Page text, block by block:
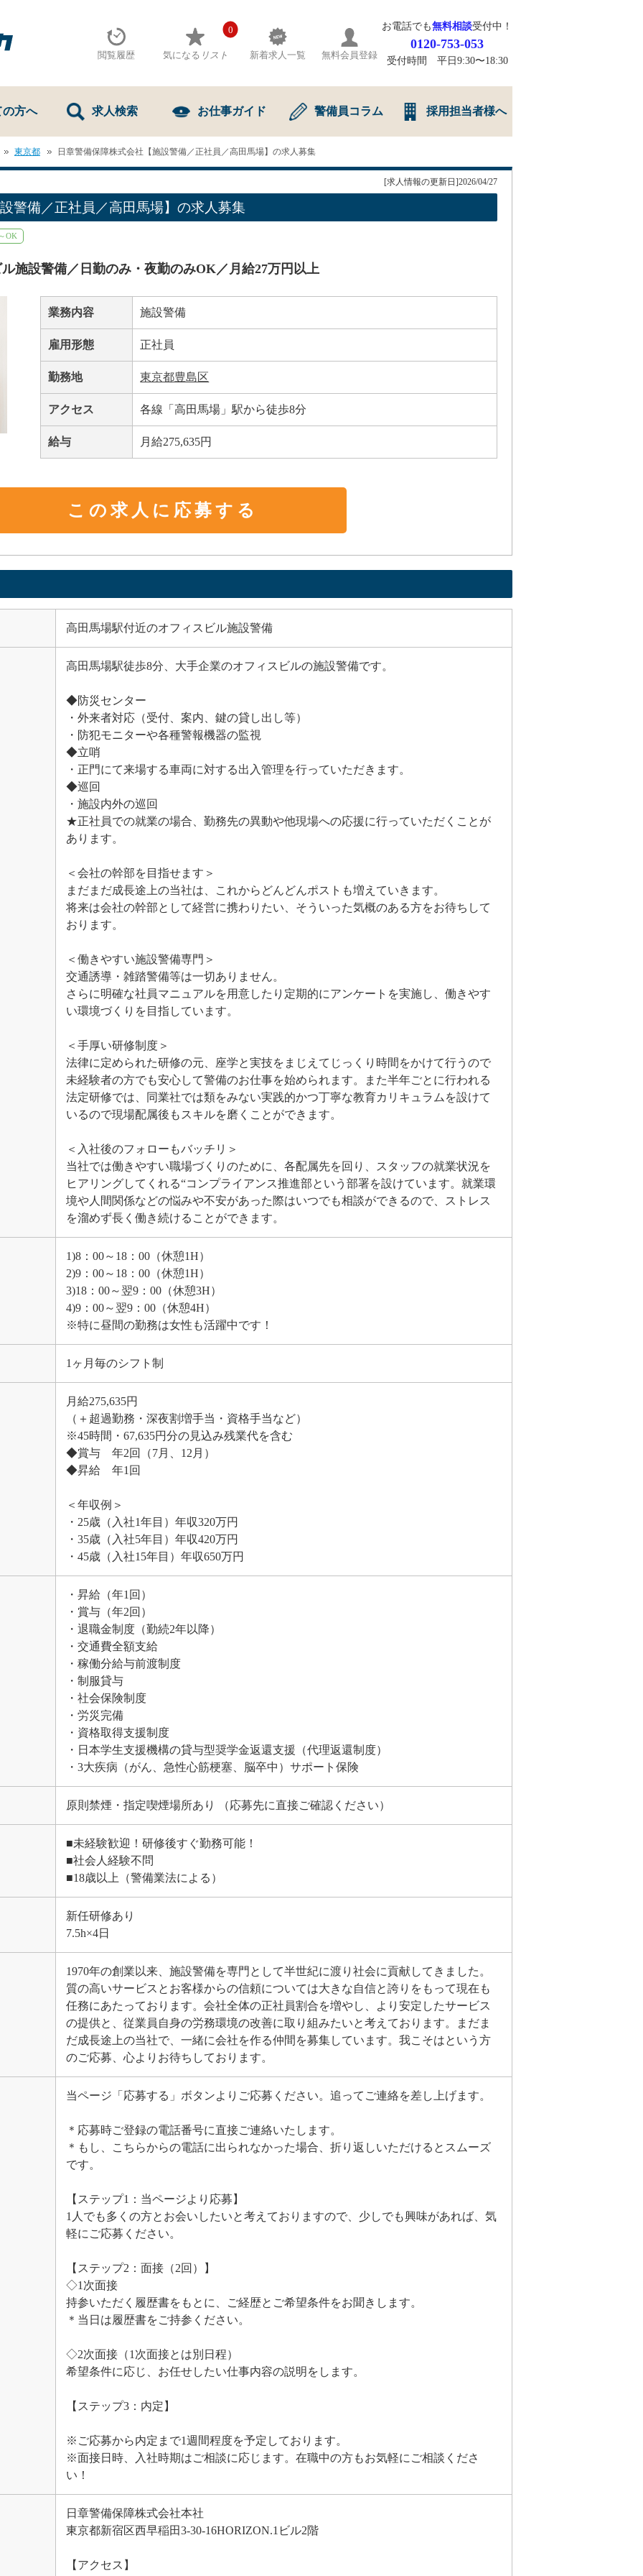
閲覧履歴
0
気になる リスト 新着求人一覧 無料会員登録
お電話でも無料相談受付中！
0120-753-053
受付時間 平日9:30〜18:30
の方へ 求人検索 お仕事ガイド 警備員コラム 採用担当者様へ
東京都 日章警備保障株式会社【施設警備／正社員／高田馬場】の求人募集
[求人情報の更新日]2026/04/27
警備／正社員／高田馬場】の求人募集
OK
施設警備／日勤のみ・夜勤のみOK／月給27万円以上
業務内容 施設警備
雇用形態 正社員
勤務地 東京都豊島区
アクセス 各線「高田馬場」駅から徒歩8分
給与 月給275,635円
この求人に応募する
高田馬場駅付近のオフィスビル施設警備
高田馬場駅徒歩8分、大手企業のオフィスビルの施設警備です。
◆防災センター
・外来者対応（受付、案内、鍵の貸し出し等）
・防犯モニターや各種警報機器の監視
◆立哨
・正門にて来場する車両に対する出入管理を行っていただきます。
◆巡回
・施設内外の巡回
★正社員での就業の場合、勤務先の異動や他現場への応援に行っていただくことが
あります。
＜会社の幹部を目指せます＞
まだまだ成長途上の当社は、これからどんどんポストも増えていきます。
将来は会社の幹部として経営に携わりたい、そういった気概のある方をお待ちして
おります。
＜働きやすい施設警備専門＞
交通誘導・雑踏警備等は一切ありません。
さらに明確な社員マニュアルを用意したり定期的にアンケートを実施し、働きやす
い環境づくりを目指しています。
＜手厚い研修制度＞
法律に定められた研修の元、座学と実技をまじえてじっくり時間をかけて行うので
未経験者の方でも安心して警備のお仕事を始められます。また半年ごとに行われる
法定研修では、同業社では類をみない実践的かつ丁寧な教育カリキュラムを設けて
いるので現場配属後もスキルを磨くことができます。
＜入社後のフォローもバッチリ＞
当社では働きやすい職場づくりのために、各配属先を回り、スタッフの就業状況を
ヒアリングしてくれる“コンプライアンス推進部という部署を設けています。就業環
境や人間関係などの悩みや不安があった際はいつでも相談ができるので、ストレス
を溜めず長く働き続けることができます。
1)8：00～18：00（休憩1H）
2)9：00～18：00（休憩1H）
3)18：00～翌9：00（休憩3H）
4)9：00～翌9：00（休憩4H）
※特に昼間の勤務は女性も活躍中です！
1ヶ月毎のシフト制
月給275,635円
（＋超過勤務・深夜割増手当・資格手当など）
※45時間・67,635円分の見込み残業代を含む
◆賞与 年2回（7月、12月）
◆昇給 年1回
＜年収例＞
・25歳（入社1年目）年収320万円
・35歳（入社5年目）年収420万円
・45歳（入社15年目）年収650万円
・昇給（年1回）
・賞与（年2回）
・退職金制度（勤続2年以降）
・交通費全額支給
・稼働分給与前渡制度
・制服貸与
・社会保険制度
・労災完備
・資格取得支援制度
・日本学生支援機構の貸与型奨学金返還支援（代理返還制度）
・3大疾病（がん、急性心筋梗塞、脳卒中）サポート保険
原則禁煙・指定喫煙場所あり （応募先に直接ご確認ください）
■未経験歓迎！研修後すぐ勤務可能！
■社会人経験不問
■18歳以上（警備業法による）
新任研修あり
7.5h×4日
1970年の創業以来、施設警備を専門として半世紀に渡り社会に貢献してきました。
質の高いサービスとお客様からの信頼については大きな自信と誇りをもって現在も
任務にあたっております。会社全体の正社員割合を増やし、より安定したサービス
の提供と、従業員自身の労務環境の改善に取り組みたいと考えております。まだま
だ成長途上の当社で、一緒に会社を作る仲間を募集しています。我こそはという方
のご応募、心よりお待ちしております。
当ページ「応募する」ボタンよりご応募ください。追ってご連絡を差し上げます。
＊応募時ご登録の電話番号に直接ご連絡いたします。
＊もし、こちらからの電話に出られなかった場合、折り返しいただけるとスムーズ
です。
【ステップ1：当ページより応募】
1人でも多くの方とお会いしたいと考えておりますので、少しでも興味があれば、気
軽にご応募ください。
【ステップ2：面接（2回）】
◇1次面接
持参いただく履歴書をもとに、ご経歴とご希望条件をお聞きします。
＊当日は履歴書をご持参ください。
◇2次面接（1次面接とは別日程）
希望条件に応じ、お任せしたい仕事内容の説明をします。
【ステップ3：内定】
※ご応募から内定まで1週間程度を予定しております。
※面接日時、入社時期はご相談に応じます。在職中の方もお気軽にご相談くださ
い！
日章警備保障株式会社本社
東京都新宿区西早稲田3-30-16HORIZON.1ビル2階
【アクセス】